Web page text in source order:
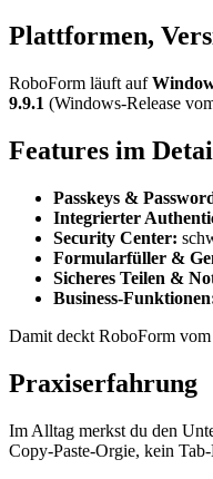
Plattformen,
RoboForm läuft auf
9.9.1 (Windows-Release
Features im
Passkeys &
Integrierter
Security Center:
Formularfüller &
Sicheres Teilen &
Business-
Damit deckt RoboForm
Praxiserfahrung
Im Alltag merkst du den
Copy-Paste-Orgie, kein